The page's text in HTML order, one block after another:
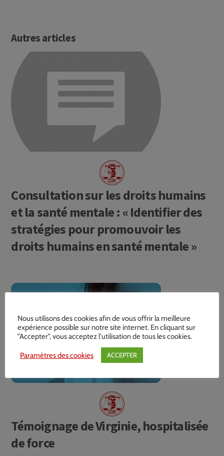
Autres articles
Consultation sur les droits humains
et la santé mentale : « Identifier des
stratégies pour promouvoir les
droits humains en santé mentale »
Témoignage de Virginie, hospitalisée
de force
Nous utilisons des cookies afin de vous offrir la meilleure
expérience possible sur notre site internet. En cliquant sur
"Accepter", vous acceptez l'utilisation de tous les cookies.
Paramètres des cookies ACCEPTER